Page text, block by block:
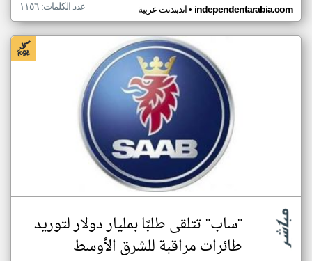
اندبندنت عربية• independentarabia.com عدد الكلمات: ١١٥٦
"ساب" تتلقى طلبًا بمليار دولار لتوريد
طائرات مراقبة للشرق الأوسط